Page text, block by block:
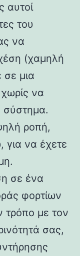
αυτοί
του
να
(χαμηλή
σε μια
να
σύστημα.
ροπή,
για να έχετε
σε ένα
φορτίων
τρόπο με τον
σας,